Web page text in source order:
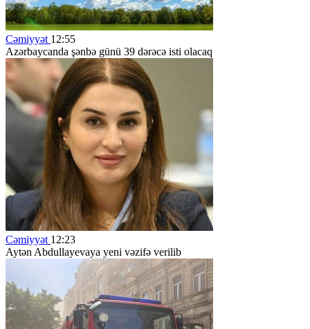
Cəmiyyət 12:55
Azərbaycanda şənbə günü 39 dərəcə isti olacaq
Cəmiyyət 12:23
Aytən Abdullayevaya yeni vəzifə verilib